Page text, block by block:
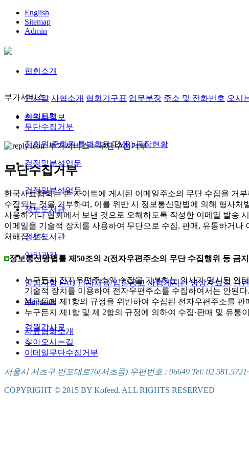
English
Sitemap
Admin
협회소개
인사말 사협소개 협회기구표 업무분장 주소 및 전화번호 오시
회원사정보
정회원,준회원 특별회원(TMR) 공장현황
검정및분석업무
검정및분석업무
정보도서관
정보도서관
알림광장
알림사항 FAQ 인사채용/입찰공고 사협게시판 영상자료실 관
Magazine
격월간사료
부가서비스
사이트맵
무단수집거부
부가서비스 >무단수집거부
무단수집거부
한국사료협회는 본 사이트에 게시된 이메일주소의 무단 수집을 거
수집되는 것을 거부하며, 이를 위반 시 정보통신망법에 의해 형사
사용하거나 협회에서 보낸 것으로 오해하도록 작성한 이메일 발송
이메일을 기술적 장치를 사용하여 무단으로 수집, 판매, 유통하거
처해집니다.
정보통신망법률 제50조의 2(전자우편주소의 무단 수집행위 등 금
누구든지 전자우편주소의 수집을 거부하는 의사가 명시된 인
기술적 장치를 이용하여 전자우편주소를 수집하여서는 안된다.
누구든지 제1항의 규정을 위반하여 수집된 전자우편주소를 판
누구든지 제1항 및 제 2항의 규정에 의하여 수집·판매 및 유
사료협회소개
찾아오시는길
이메일무단수집거부
서울시 서초구 반포대로76(서초동) 우편번호 : 06649 Tel:
COPYRIGHT © 2015 BY Kofeed. ALL RIGHTS RESERVED